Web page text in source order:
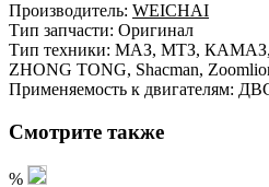
Производитель: WEICHAI
Тип запчасти: Оригинал
Тип техники: МАЗ, МТЗ, КАМАЗ,
ZHONG TONG, Shacman,
Применяемость к двигателям:
Смотрите также
%